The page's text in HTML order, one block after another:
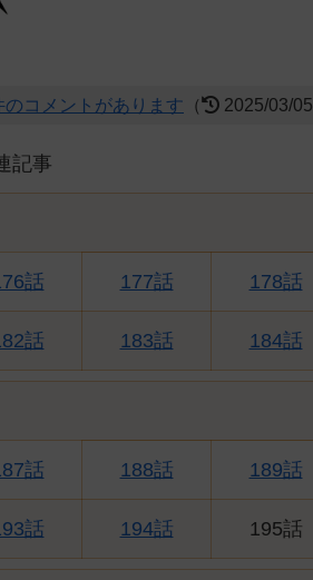
のコメントがあります （ 2025/03/
記事
話 177話 178話
話 183話 184話
話 188話 189話
話 194話 195話